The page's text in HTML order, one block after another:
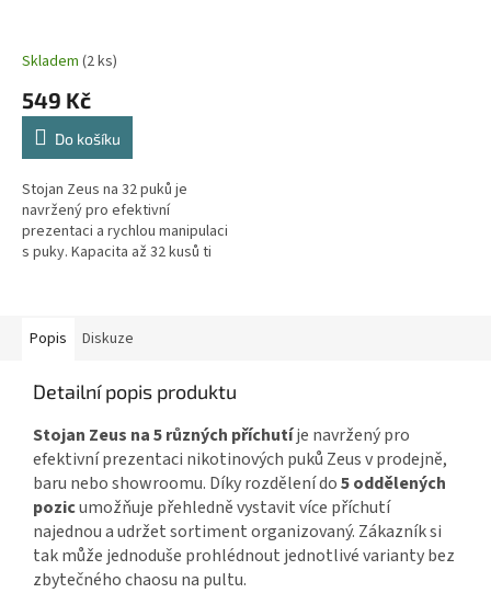
Skladem (2 ks)
549 Kč
Do košíku
Stojan Zeus na 32 puků je
navržený pro efektivní
prezentaci a rychlou manipulaci
s puky. Kapacita až 32 kusů ti
Popis
Diskuze
Detailní popis produktu
Stojan Zeus na 5 různých příchutíje navržený pro
efektivní prezentaci nikotinových puků Zeus v prodejně,
baru nebo showroomu. Díky rozdělení do5 oddělených
pozicumožňuje přehledně vystavit více příchutí
najednou a udržet sortiment organizovaný. Zákazník si
tak může jednoduše prohlédnout jednotlivé varianty bez
zbytečného chaosu na pultu.